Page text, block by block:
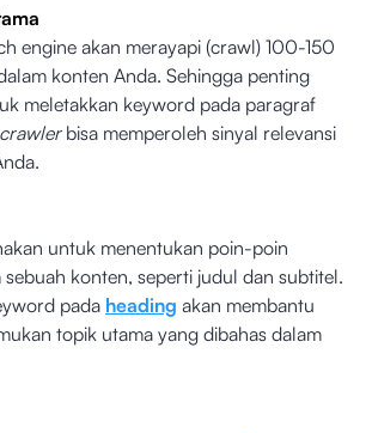
engine akan merayapi (crawl) 100-150
konten Anda. Sehingga penting
meletakkan keyword pada paragraf
crawler bisa memperoleh sinyal relevansi
untuk menentukan poin-poin
konten, seperti judul dan subtitel.
pada heading akan membantu
topik utama yang dibahas dalam